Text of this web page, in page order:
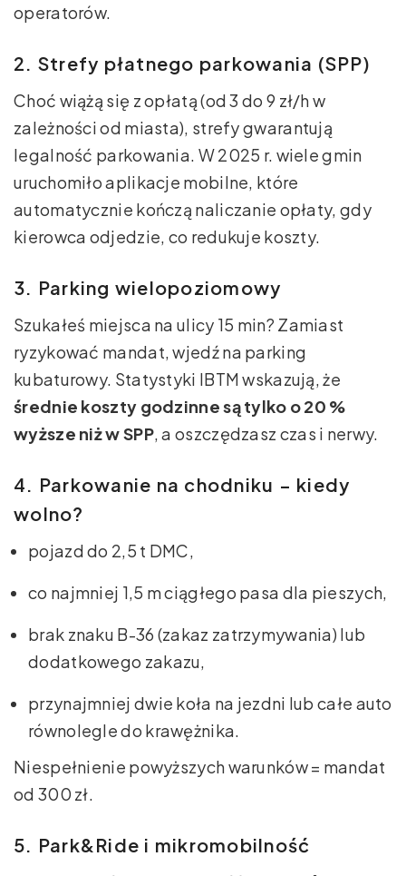
operatorów.
2. Strefy płatnego parkowania (SPP)
Choć wiążą się z opłatą (od 3 do 9 zł/h w
zależności od miasta), strefy gwarantują
legalność parkowania. W 2025 r. wiele gmin
uruchomiło aplikacje mobilne, które
automatycznie kończą naliczanie opłaty, gdy
kierowca odjedzie, co redukuje koszty.
3. Parking wielopoziomowy
Szukałeś miejsca na ulicy 15 min? Zamiast
ryzykować mandat, wjedź na parking
kubaturowy. Statystyki IBTM wskazują, że
średnie koszty godzinne są tylko o 20 %
wyższe niż w SPP, a oszczędzasz czas i nerwy.
4. Parkowanie na chodniku – kiedy
wolno?
pojazd do 2,5 t DMC,
co najmniej 1,5 m ciągłego pasa dla pieszych,
brak znaku B-36 (zakaz zatrzymywania) lub
dodatkowego zakazu,
przynajmniej dwie koła na jezdni lub całe auto
równolegle do krawężnika.
Niespełnienie powyższych warunków = mandat
od 300 zł.
5. Park&Ride i mikromobilność